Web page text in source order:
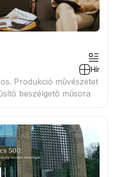
Hír
Produkció művészetet
beszélgető műsora